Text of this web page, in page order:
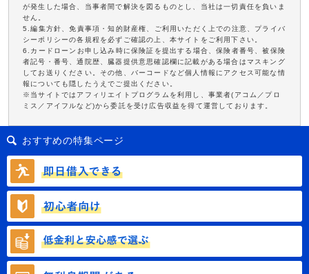
が発生した場合、当事者間で解決を図るものとし、当社は一切責任を負いま
せん。
5.編集方針、免責事項・知的財産権、ご利用いただく上での注意、プライバ
シーポリシーの各規程を必ずご確認の上、本サイトをご利用下さい。
6.カードローンお申し込み時に保険証を提出する場合、保険者番号、被保険
者記号・番号、通院歴、臓器提供意思確認欄に記載がある場合はマスキング
してお送りください。その他、バーコードなど個人情報にアクセス可能な情
報についても隠したうえでご提出ください。
※当サイトではアフィリエイトプログラムを利用し、事業者(アコム／プロ
ミス／アイフルなど)から委託を受け広告収益を得て運営しております。
おすすめの特集ページ